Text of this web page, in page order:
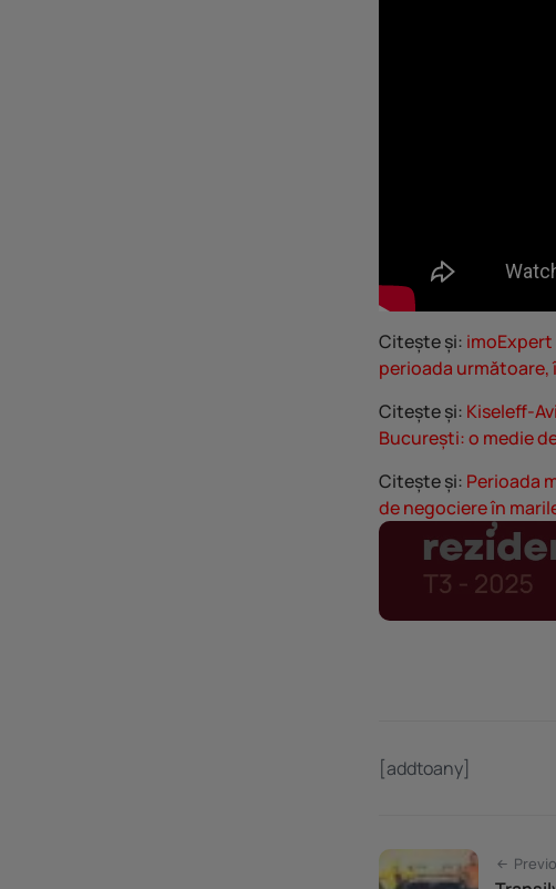
Citește și:
perioada următoare,
Citește și: Kiseleff-
București: o medie
Citește și: Perioada
de negociere în
[addtoany]